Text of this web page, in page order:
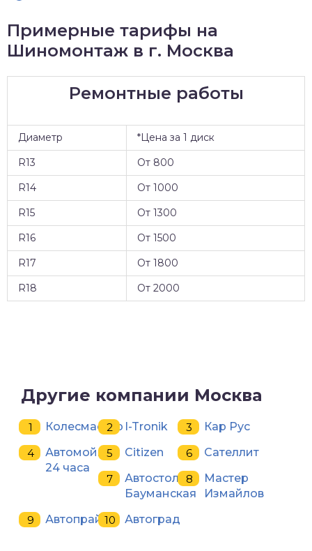
Примерные тарифы на
Шиномонтаж в г. Москва
Ремонтные работы
Диаметр
*Цена за 1 диск
R13
От 800
R14
От 1000
R15
От 1300
R16
От 1500
R17
От 1800
R18
От 2000
Другие компании Москва
Колесмастер I-Tronik
Кар Рус
Автомойка
24 часа
Citizen
Сателлит
Автостол
Бауманская
Мастер
Измайлов
Автопрайм
Автоград